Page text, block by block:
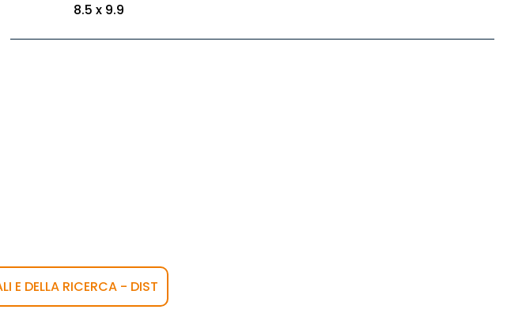
8.5 x 9.9
E DELLA RICERCA - DIST